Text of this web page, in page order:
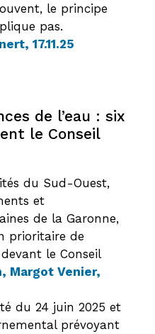
le principe
pas.
17.11.25
de l’eau : six
le Conseil
du Sud-Ouest,
et
de la Garonne,
prioritaire de
le Conseil
Margot Venier,
du 24 juin 2025 et
prévoyant